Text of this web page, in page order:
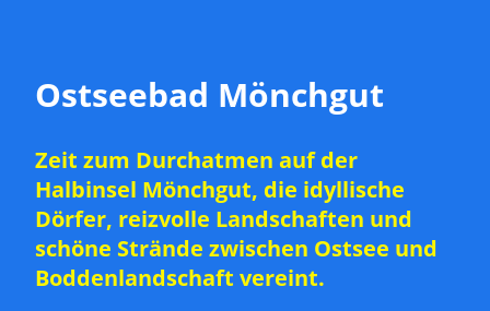
Ostseebad Mönchgut
Zeit zum Durchatmen auf der
Halbinsel Mönchgut, die idyllische
Dörfer, reizvolle Landschaften und
schöne Strände zwischen Ostsee und
Boddenlandschaft vereint.